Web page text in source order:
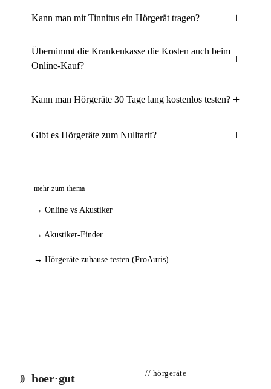
Kann man mit Tinnitus ein Hörgerät tragen?
Übernimmt die Krankenkasse die Kosten auch beim
Online-Kauf?
Kann man Hörgeräte 30 Tage lang kostenlos testen?
Gibt es Hörgeräte zum Nulltarif?
mehr zum thema
→ Online vs Akustiker
→ Akustiker-Finder
→ Hörgeräte zuhause testen (ProAuris)
hoer·gut // hörgeräte